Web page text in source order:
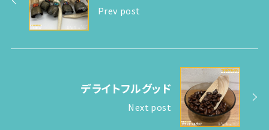
Prev post
デライトフルグッド
Next post